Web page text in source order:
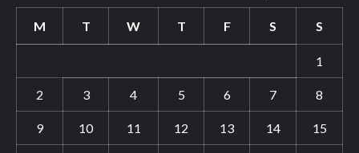
M T W T F S S
1
2 3 4 5 6 7 8
9 10 11 12 13 14 15